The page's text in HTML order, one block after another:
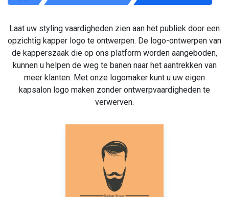
Laat uw styling vaardigheden zien aan het publiek door een
opzichtig kapper logo te ontwerpen. De logo-ontwerpen van
de kapperszaak die op ons platform worden aangeboden,
kunnen u helpen de weg te banen naar het aantrekken van
meer klanten. Met onze logomaker kunt u uw eigen
kapsalon logo maken zonder ontwerpvaardigheden te
verwerven.